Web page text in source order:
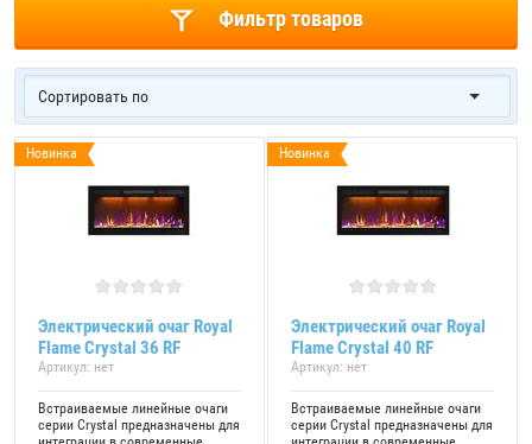
Сортировать по
Фильтр товаров
Новинка
Электрический очаг Royal
Flame Crystal 36 RF
Артикул: нет
Встраиваемые линейные очаги
серии Crystal предназначены для
Новинка
Электрический очаг Royal
Flame Crystal 40 RF
Артикул: нет
Встраиваемые линейные очаги
серии Crystal предназначены для